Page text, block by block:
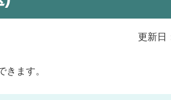
更新日
きます。